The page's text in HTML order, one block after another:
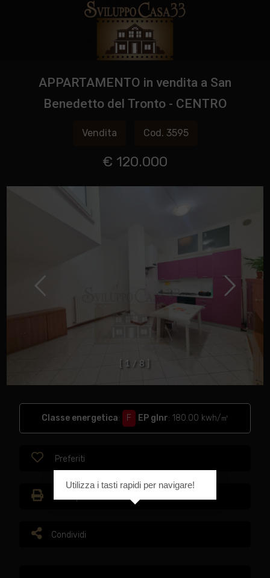
APPARTAMENTO in vendita a San
Benedetto del Tronto - CENTRO
Vendita Cod. 3595
€ 120.000
1 / 8
Classe energetica: F EP glnr: 180.00 kwh/㎡
Preferiti
Condividi
Utilizza i tasti rapidi per navigare!